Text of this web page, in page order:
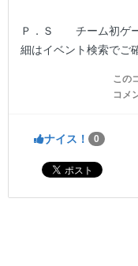
Ｐ．Ｓ チーム初ゲ
細はイベント検索でご
この
コメ
ナイス！ 0